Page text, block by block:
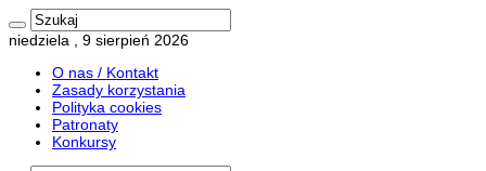
niedziela , 9 sierpień 2026
O nas / Kontakt
Zasady korzystania
Polityka cookies
Patronaty
Konkursy